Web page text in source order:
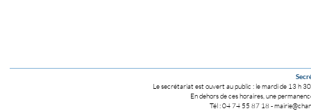
Le secrétariat est ouvert au public : le mardi de 13 h
En dehors de ces horaires, une
Tél : 04 74 55 87 18-